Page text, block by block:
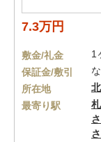
7.3万円
敷金/礼金
1
保証金/敷引
所在地
最寄り駅